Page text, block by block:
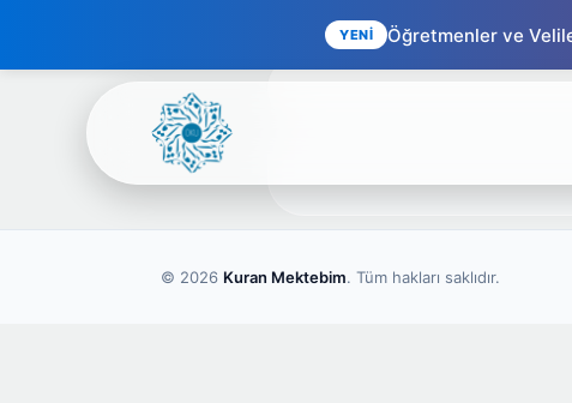
YENİ Öğretmenler ve
© 2026 Kuran Mektebim. Tüm hakları saklıdır.